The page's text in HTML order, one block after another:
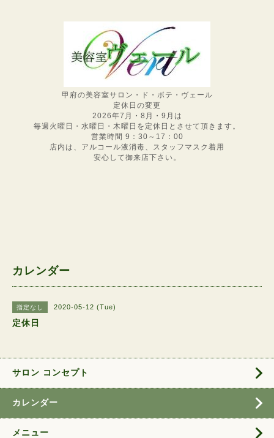
甲府の美容室サロン・ド・ボテ・ヴェール
定休日の変更
2026年7月・8月・9月は
毎週火曜日・水曜日・木曜日を定休日とさせて頂きます。
営業時間 9：30～17：00
店内は、アルコール液消毒、スタッフマスク着用
安心して御来店下さい。
カレンダー
指定なし 2020-05-12 (Tue)
定休日
サロン コンセプト
カレンダー
メニュー